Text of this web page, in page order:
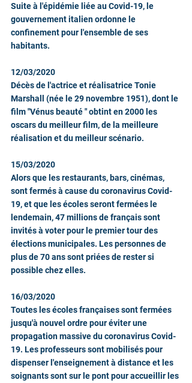
Suite à l'épidémie liée au Covid-19, le
gouvernement italien ordonne le
confinement pour l'ensemble de ses
habitants.
12/03/2020
Décès de l'actrice et réalisatrice Tonie
Marshall (née le 29 novembre 1951), dont le
film "Vénus beauté " obtint en 2000 les
oscars du meilleur film, de la meilleure
réalisation et du meilleur scénario.
15/03/2020
Alors que les restaurants, bars, cinémas,
sont fermés à cause du coronavirus Covid-
19, et que les écoles seront fermées le
lendemain, 47 millions de français sont
invités à voter pour le premier tour des
élections municipales. Les personnes de
plus de 70 ans sont priées de rester si
possible chez elles.
16/03/2020
Toutes les écoles françaises sont fermées
jusqu'à nouvel ordre pour éviter une
propagation massive du coronavirus Covid-
19. Les professeurs sont mobilisés pour
dispenser l'enseignement à distance et les
soignants sont sur le pont pour accueillir les